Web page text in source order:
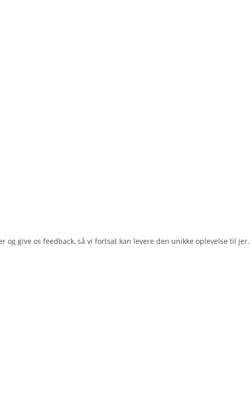
give os feedback, så vi fortsat kan levere den unikke oplevelse til jer.